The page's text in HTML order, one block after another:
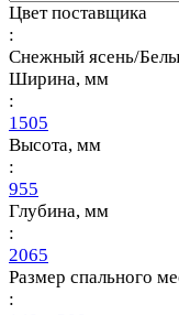
Цвет поставщика
:
Снежный ясень/
Ширина, мм
:
1505
Высота, мм
:
955
Глубина, мм
:
2065
Размер спального
: